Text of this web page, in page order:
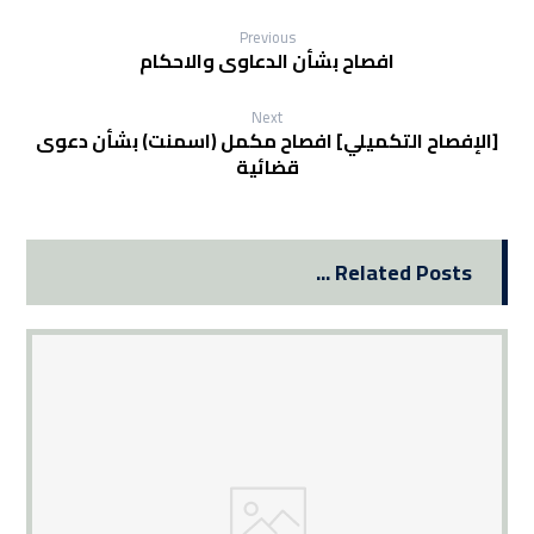
Previous
افصاح بشأن الدعاوى والاحكام
Next
[الإفصاح التكميلي] افصاح مكمل (اسمنت) بشأن دعوى
قضائية
Related Posts ...